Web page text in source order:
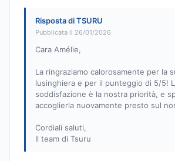
Risposta di TSURU
Pubblicata il 26/01/2026
Cara Amélie,
La ringraziamo calorosamente per la
lusinghiera e per il punteggio di 5/5!
soddisfazione è la nostra priorità, e
accoglierla nuovamente presto sul
Cordiali saluti,
Il team di Tsuru